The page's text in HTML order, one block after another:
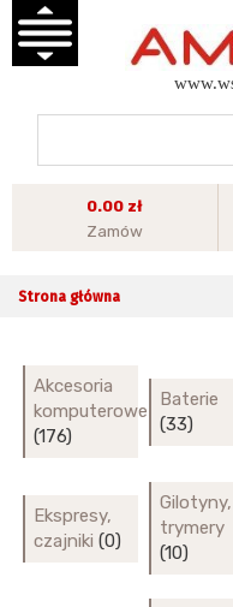
0.00 zł
Zamów
Strona główna
Akcesoria
komputerowe
(176)
Baterie
(33)
Ekspresy,
czajniki (0)
Gilotyny,
trymery
(10)